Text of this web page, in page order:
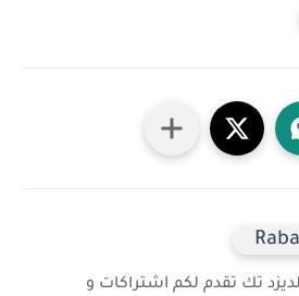
تك تقدم لكم اشتراكات و